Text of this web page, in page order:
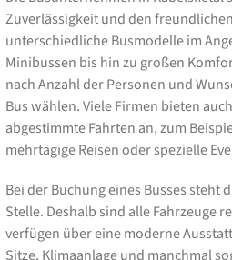
Zuverlässigkeit und den
unterschiedliche Busmodelle im
Minibussen bis hin zu großen
nach Anzahl der Personen und
Bus wählen. Viele Firmen bieten
abgestimmte Fahrten an, zum
mehrtägige Reisen oder spezielle
Bei der Buchung eines Busses steht
Stelle. Deshalb sind alle Fahrzeuge
verfügen über eine moderne
Sitze, Klimaanlage und manchmal